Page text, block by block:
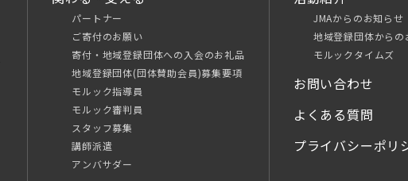
パートナー
ご寄付のお願い
寄付・地域登録団体への入会のお礼品
地域登録団体(団体賛助会員)募集要項
モルック指導員
モルック審判員
スタッフ募集
講師派遣
アンバサダー
JMAからのお知らせ
地域登録団体からの
モルックタイムズ
お問い合わせ
よくある質問
プライバシーポリ